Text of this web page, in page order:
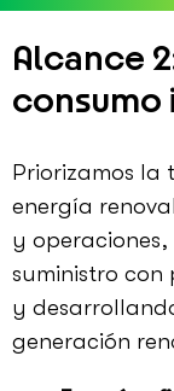
Alcance
consumo
Priorizamos la
energía
y
suministro con
y
generación